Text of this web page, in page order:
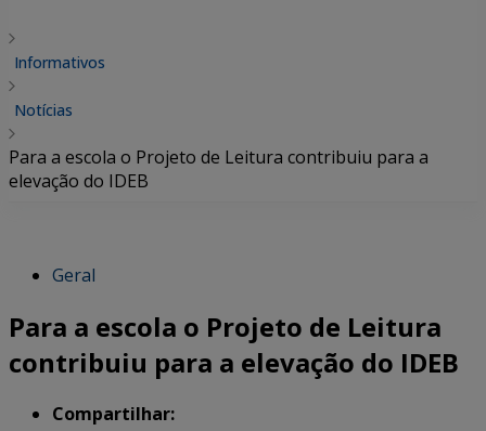
Informativos
Notícias
Para a escola o Projeto de Leitura contribuiu para a
elevação do IDEB
Geral
Para a escola o Projeto de Leitura
contribuiu para a elevação do IDEB
Compartilhar: